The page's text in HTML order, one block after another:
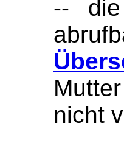
-- die
nicht